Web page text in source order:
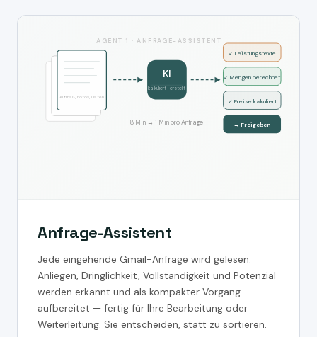
AGENT 1 · ANFRAGE-ASSISTENT
Aufmaß, Fotos, Daten
KI
kalkuliert · erstellt
✓ Leistungstexte
✓ Mengen berechnet
✓ Preise kalkuliert
→ Freigeben
8 Min → 1 Min pro Anfrage
Anfrage-Assistent
Jede eingehende Gmail-Anfrage wird gelesen:
Anliegen, Dringlichkeit, Vollständigkeit und Potenzial
werden erkannt und als kompakter Vorgang
aufbereitet — fertig für Ihre Bearbeitung oder
Weiterleitung. Sie entscheiden, statt zu sortieren.